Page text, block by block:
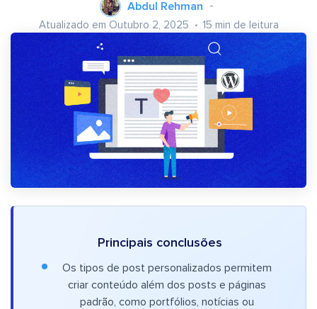
Abdul Rehman
Atualizado em Outubro 2, 2025 15 min de leitura
Principais conclusões
Os tipos de post personalizados permitem
criar conteúdo além dos posts e páginas
padrão, como portfólios, notícias ou